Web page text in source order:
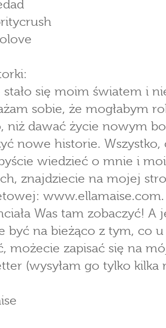
stało się moim światem i
sobie, że mogłabym
niż dawać życie nowym
nowe historie. Wszystko,
wiedzieć o mnie i
znajdziecie na mojej
www.ellamaise.com.
Was tam zobaczyć! A
być na bieżąco z tym, co
możecie zapisać się na
(wysyłam go tylko kilka